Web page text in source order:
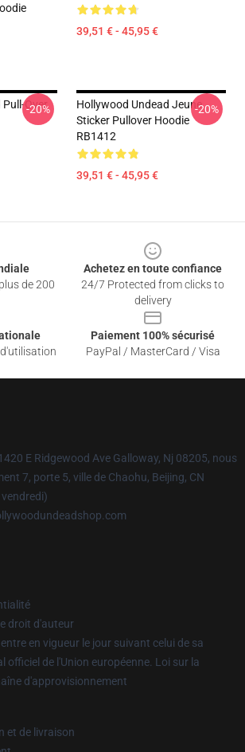
39,51 € - 45,95 €
Over
-20%
Hollywood Undead Jeune
Sticker Pullover Hoodie
RB1412
39,51 € - 45,95 €
-20%
de 200
Achetez en toute confiance
24/7 Protected from clicks to
delivery
Paiement 100% sécurisé
PayPal / MasterCard / Visa
E Ridgewood Ave Galloway, Nj 08205, nous
7, porte 5, ville de Chaohu, Beijing, CN
droit d'auteur
en vigueur le jour suivant celui de sa
officiel de l'Union européenne. Loi sur la
d'approvisionnement
et de livraison